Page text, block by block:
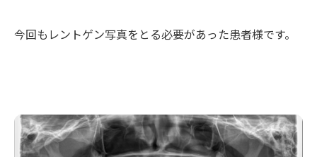
今回もレントゲン写真をとる必要があった患者様です。